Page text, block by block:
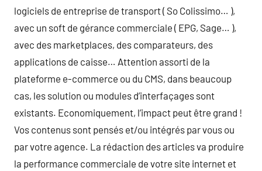
logiciels de entreprise de transport ( So Colissimo… ),
avec un soft de gérance commerciale ( EPG, Sage… ),
avec des marketplaces, des comparateurs, des
applications de caisse… Attention assorti de la
plateforme e-commerce ou du CMS, dans beaucoup
cas, les solution ou modules d’interfaçages sont
existants. Economiquement, l’impact peut être grand !
Vos contenus sont pensés et/ou intégrés par vous ou
par votre agence. La rédaction des articles va produire
la performance commerciale de votre site internet et